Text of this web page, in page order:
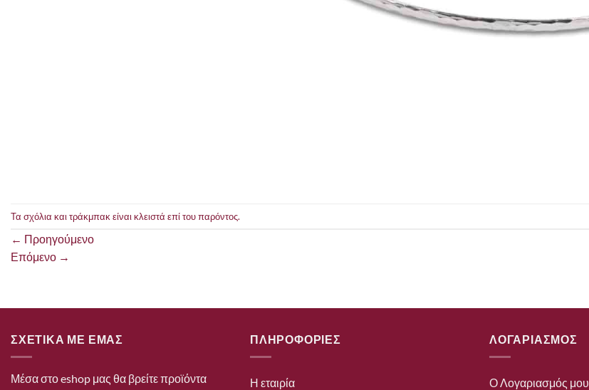
Τα σχόλια και τράκμπακ είναι κλειστά επί του παρόντος.
← Προηγούμενο
Επόμενο →
ΣΧΕΤΙΚΑ ΜΕ ΕΜΑΣ
Μέσα στο eshop μας θα βρείτε προϊόντα
ΠΛΗΡΟΦΟΡΙΕΣ
Η εταιρία
ΛΟΓΑΡΙΑΣΜΟΣ
Ο Λογαριασμός μου